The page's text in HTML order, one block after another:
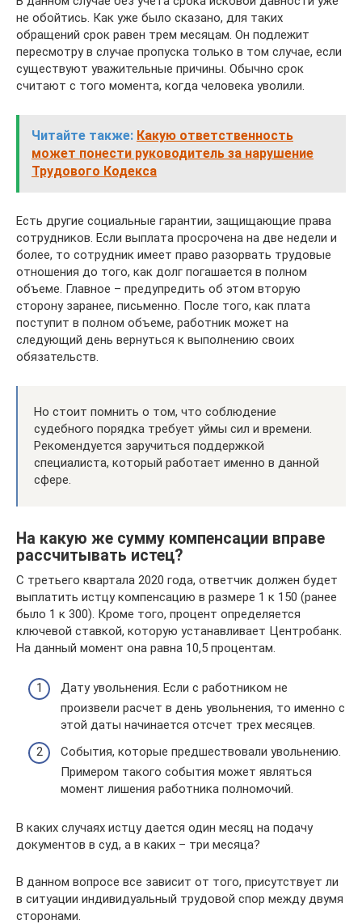
не обойтись. Как уже было сказано, для таких
обращений срок равен трем месяцам. Он подлежит
пересмотру в случае пропуска только в том случае, если
существуют уважительные причины. Обычно срок
считают с того момента, когда человека уволили.
Читайте также: Какую ответственность
может понести руководитель за нарушение
Трудового Кодекса
Есть другие социальные гарантии, защищающие права
сотрудников. Если выплата просрочена на две недели и
более, то сотрудник имеет право разорвать трудовые
отношения до того, как долг погашается в полном
объеме. Главное – предупредить об этом вторую
сторону заранее, письменно. После того, как плата
поступит в полном объеме, работник может на
следующий день вернуться к выполнению своих
обязательств.
Но стоит помнить о том, что соблюдение
судебного порядка требует уймы сил и времени.
Рекомендуется заручиться поддержкой
специалиста, который работает именно в данной
сфере.
На какую же сумму компенсации вправе
рассчитывать истец?
С третьего квартала 2020 года, ответчик должен будет
выплатить истцу компенсацию в размере 1 к 150 (ранее
было 1 к 300). Кроме того, процент определяется
ключевой ставкой, которую устанавливает Центробанк.
На данный момент она равна 10,5 процентам.
Дату увольнения. Если с работником не
произвели расчет в день увольнения, то именно с
этой даты начинается отсчет трех месяцев.
События, которые предшествовали увольнению.
Примером такого события может являться
момент лишения работника полномочий.
В каких случаях истцу дается один месяц на подачу
документов в суд, а в каких – три месяца?
В данном вопросе все зависит от того, присутствует ли
в ситуации индивидуальный трудовой спор между двумя
сторонами.